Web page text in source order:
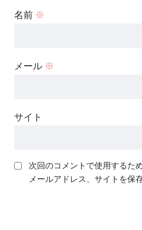
名前 ※
メール ※
サイト
次回のコメントで使用するた
メールアドレス、サイトを保